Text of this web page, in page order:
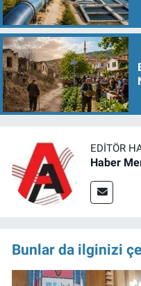
EDITÖR
Haber
Bunlar da ilginizi